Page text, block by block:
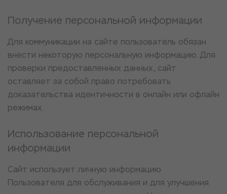
Получение персональной информации
Для коммуникации на сайте пользователь обязан
внести некоторую персональную информацию. Для
проверки предоставленных данных, сайт
оставляет за собой право потребовать
доказательства идентичности в онлайн или офлайн
режимах.
Использование персональной
информации
Сайт использует личную информацию
Пользователя для обслуживания и для улучшения